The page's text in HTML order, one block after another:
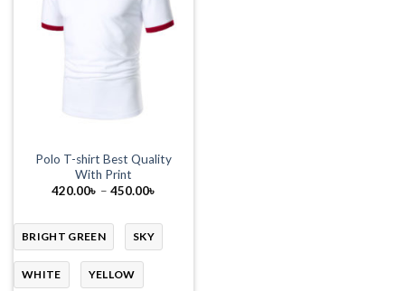
Polo T-shirt Best Quality
With Print
420.00৳ – 450.00৳
through
BRIGHT GREEN SKY
WHITE YELLOW